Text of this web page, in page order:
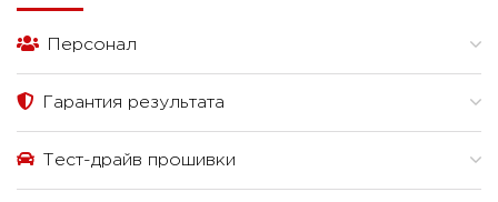
Персонал
Гарантия результата
Тест-драйв прошивки